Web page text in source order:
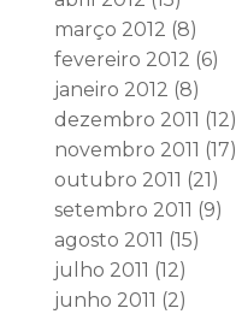
março 2012 (8)
fevereiro 2012 (6)
janeiro 2012 (8)
dezembro 2011 (12)
novembro 2011 (17)
outubro 2011 (21)
setembro 2011 (9)
agosto 2011 (15)
julho 2011 (12)
junho 2011 (2)